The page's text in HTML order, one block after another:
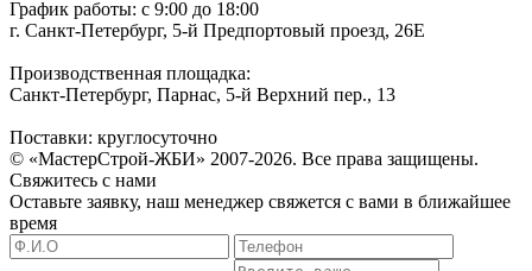
График работы: с 9:00 до 18:00
г. Санкт-Петербург, 5-й Предпортовый проезд, 26Е
Производственная площадка:
Санкт-Петербург, Парнас, 5-й Верхний пер., 13
Поставки: круглосуточно
© «МастерСтрой-ЖБИ» 2007-2026. Все права защищены.
Свяжитесь с нами
Оставьте заявку, наш менеджер свяжется с вами в ближайшее
время